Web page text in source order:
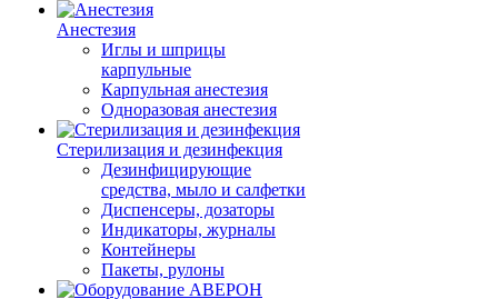
Анестезия
Иглы и шприцы
карпульные
Карпульная анестезия
Одноразовая анестезия
Стерилизация и дезинфекция
Дезинфицирующие
средства, мыло и салфетки
Диспенсеры, дозаторы
Индикаторы, журналы
Контейнеры
Пакеты, рулоны